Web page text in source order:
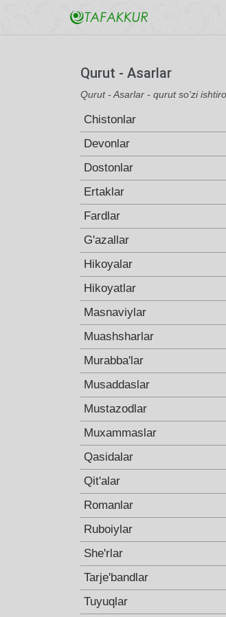
Qurut - Asarlar
Qurut - Asarlar - qurut so'zi
Chistonlar
Devonlar
Dostonlar
Ertaklar
Fardlar
G'azallar
Hikoyalar
Hikoyatlar
Masnaviylar
Muashsharlar
Murabba'lar
Musaddaslar
Mustazodlar
Muxammaslar
Qasidalar
Qit'alar
Romanlar
Ruboiylar
She'rlar
Tarje'bandlar
Tuyuqlar